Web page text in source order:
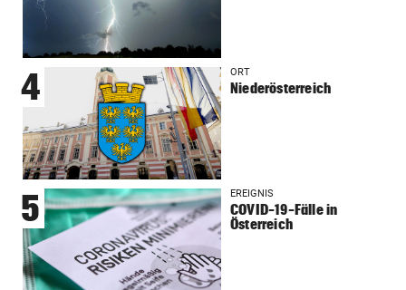
4 ORT
Niederösterreich
5 EREIGNIS
COVID-19-Fälle in
Österreich